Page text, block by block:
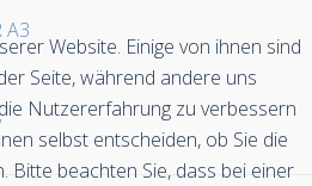
A3
Website. Einige von ihnen sind
Seite, während andere uns
Nutzererfahrung zu verbessern
selbst entscheiden, ob Sie die
Bitte beachten Sie, dass bei einer